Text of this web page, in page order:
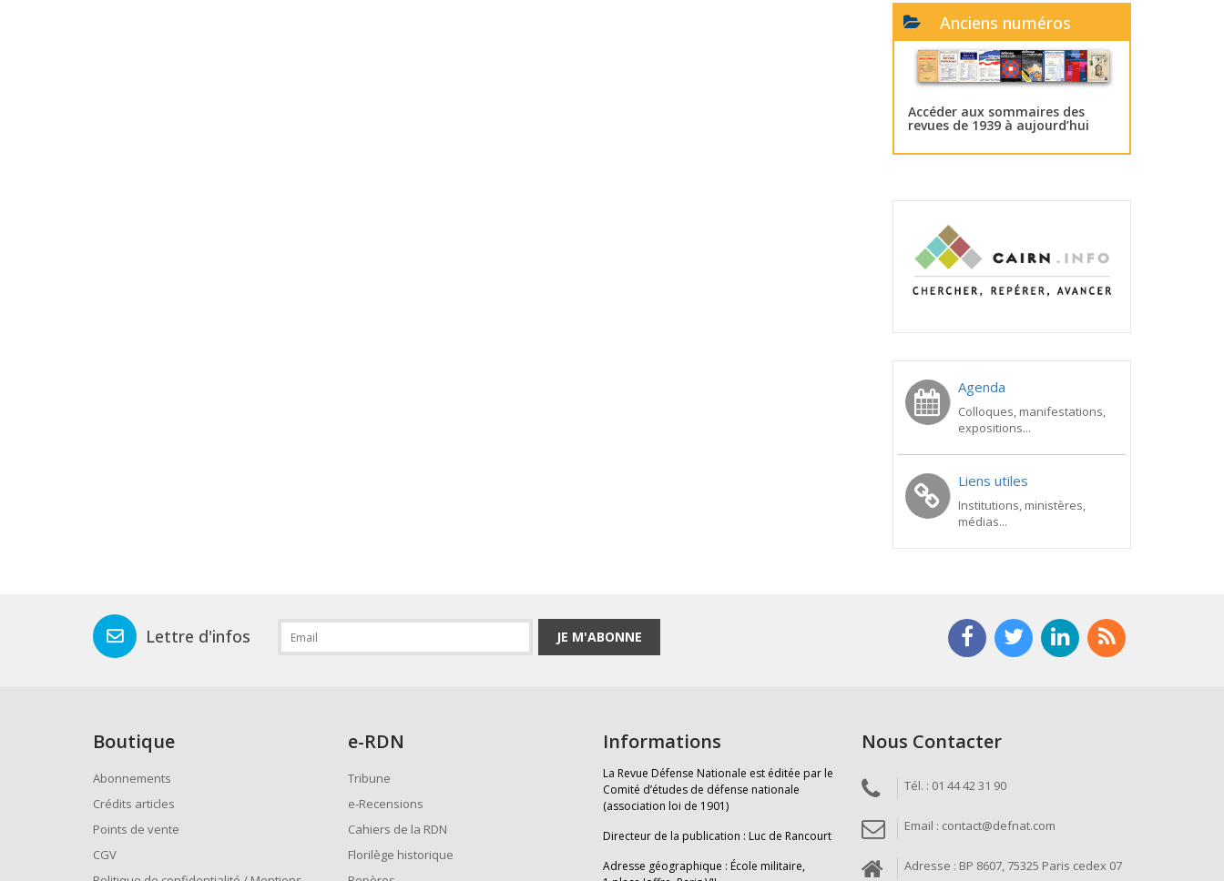
Anciens numéros
Accéder aux sommaires des
revues de 1939 à aujourd’hui
Agenda
Colloques, manifestations,
expositions...
Liens utiles
Institutions, ministères,
médias...
Lettre d'infos JE M'ABONNE
Boutique
Abonnements
Crédits articles
Points de vente
CGV
e-RDN
Tribune
e-Recensions
Cahiers de la RDN
Florilège historique
Informations
La Revue Défense Nationale est éditée par le
Comité d’études de défense nationale
(association loi de 1901)
Directeur de la publication : Luc de Rancourt
Adresse géographique : École militaire,
Nous Contacter
Tél. : 01 44 42 31 90
Email : contact@defnat.com
Adresse : BP 8607, 75325 Paris cedex 07